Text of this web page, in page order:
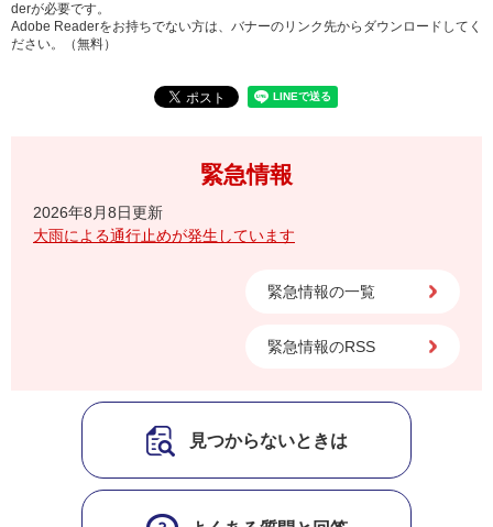
derが必要です。
Adobe Readerをお持ちでない方は、バナーのリンク先からダウンロードしてく
ださい。（無料）
緊急情報
2026年8月8日更新
大雨による通行止めが発生しています
緊急情報の一覧
緊急情報のRSS
見つからないときは